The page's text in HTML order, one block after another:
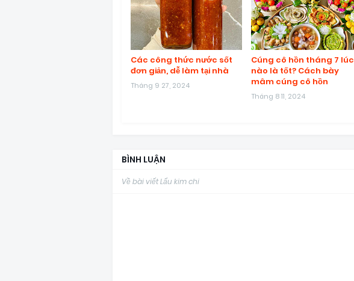
Các công thức nước sốt
đơn giản, dễ làm tại nhà
Tháng 9 27, 2024
Cúng cô hồn tháng 7 lúc
nào là tốt? Cách bày
mâm cúng cô hồn
Tháng 8 11, 2024
BÌNH LUẬN
Về bài viết Lẩu kim chi